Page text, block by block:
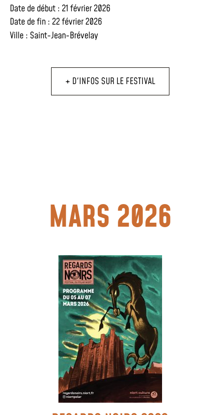
Date de début : 21 février 2026
Date de fin : 22 février 2026
Ville : Saint-Jean-Brévelay
+ D'INFOS SUR LE FESTIVAL
MARS 2026